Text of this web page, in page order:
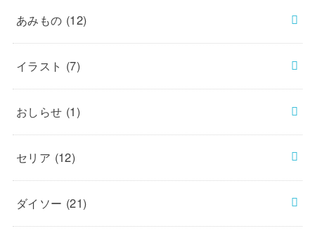
あみもの (12)
イラスト (7)
おしらせ (1)
セリア (12)
ダイソー (21)